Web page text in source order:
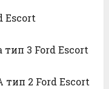
Escort
3 Ford Escort
тип 2 Ford Escort